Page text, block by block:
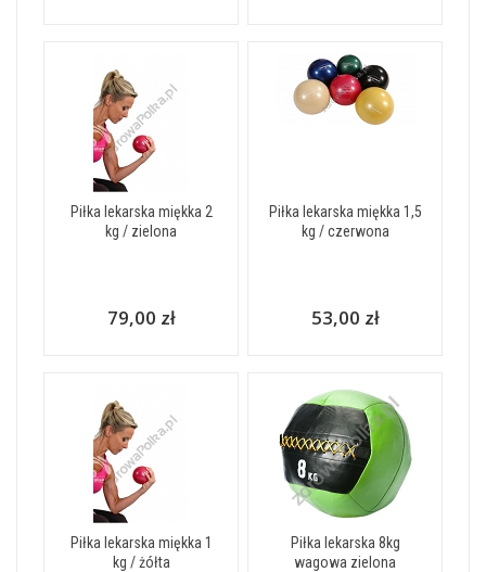
Piłka lekarska miękka 2
kg / zielona
79,00 zł
Piłka lekarska miękka 1,5
kg / czerwona
53,00 zł
Piłka lekarska miękka 1
kg / żółta
Piłka lekarska 8kg
wagowa zielona